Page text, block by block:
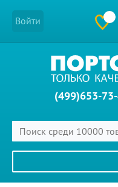
Войти
(499)653-